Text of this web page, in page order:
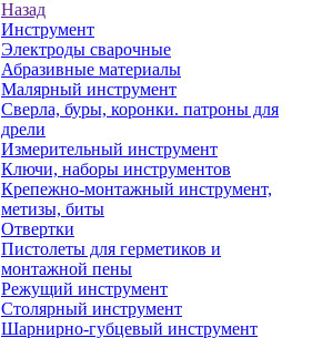
Назад
Инструмент
Электроды сварочные
Абразивные материалы
Малярный инструмент
Сверла, буры, коронки. патроны для
дрели
Измерительный инструмент
Ключи, наборы инструментов
Крепежно-монтажный инструмент,
метизы, биты
Отвертки
Пистолеты для герметиков и
монтажной пены
Режущий инструмент
Столярный инструмент
Шарнирно-губцевый инструмент